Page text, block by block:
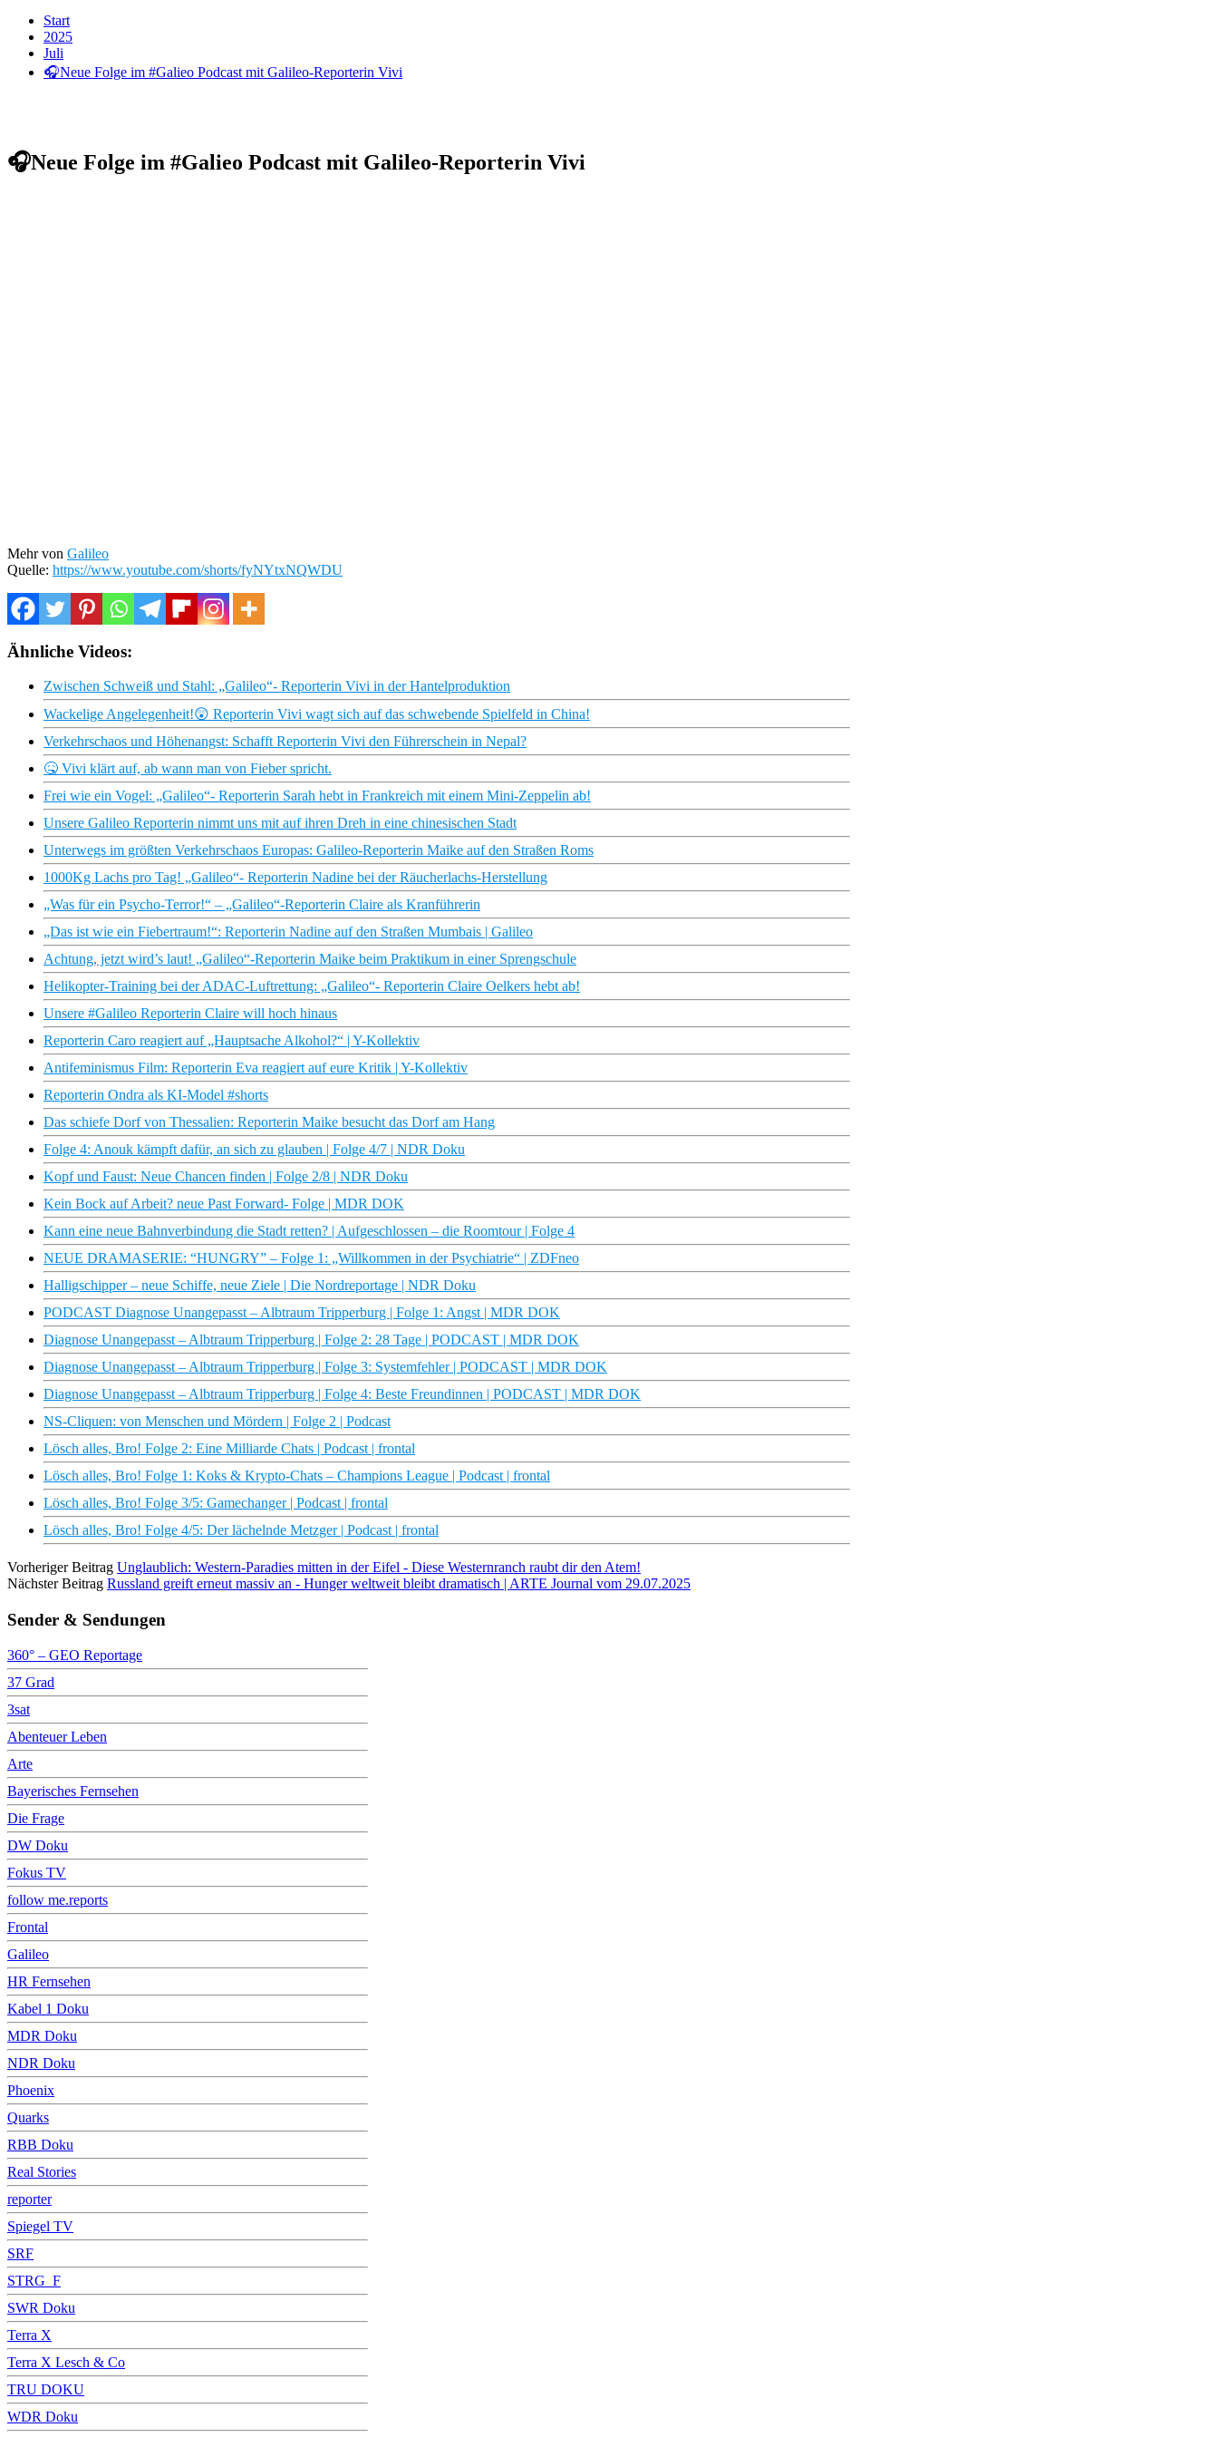
Start
2025
Juli
🎧Neue Folge im #Galieo Podcast mit Galileo-Reporterin Vivi
🎧Neue Folge im #Galieo Podcast mit Galileo-Reporterin Vivi
Mehr von Galileo
Quelle: https://www.youtube.com/shorts/fyNYtxNQWDU
Ähnliche Videos:
Zwischen Schweiß und Stahl: „Galileo“- Reporterin Vivi in der Hantelproduktion
Wackelige Angelegenheit!😲 Reporterin Vivi wagt sich auf das schwebende Spielfeld in China!
Verkehrschaos und Höhenangst: Schafft Reporterin Vivi den Führerschein in Nepal?
🤒 Vivi klärt auf, ab wann man von Fieber spricht.
Frei wie ein Vogel: „Galileo“- Reporterin Sarah hebt in Frankreich mit einem Mini-Zeppelin ab!
Unsere Galileo Reporterin nimmt uns mit auf ihren Dreh in eine chinesischen Stadt
Unterwegs im größten Verkehrschaos Europas: Galileo-Reporterin Maike auf den Straßen Roms
1000Kg Lachs pro Tag! „Galileo“- Reporterin Nadine bei der Räucherlachs-Herstellung
„Was für ein Psycho-Terror!“ – „Galileo“-Reporterin Claire als Kranführerin
„Das ist wie ein Fiebertraum!“: Reporterin Nadine auf den Straßen Mumbais | Galileo
Achtung, jetzt wird’s laut! „Galileo“-Reporterin Maike beim Praktikum in einer Sprengschule
Helikopter-Training bei der ADAC-Luftrettung: „Galileo“- Reporterin Claire Oelkers hebt ab!
Unsere #Galileo Reporterin Claire will hoch hinaus
Reporterin Caro reagiert auf „Hauptsache Alkohol?“ | Y-Kollektiv
Antifeminismus Film: Reporterin Eva reagiert auf eure Kritik | Y-Kollektiv
Reporterin Ondra als KI-Model #shorts
Das schiefe Dorf von Thessalien: Reporterin Maike besucht das Dorf am Hang
Folge 4: Anouk kämpft dafür, an sich zu glauben | Folge 4/7 | NDR Doku
Kopf und Faust: Neue Chancen finden | Folge 2/8 | NDR Doku
Kein Bock auf Arbeit? neue Past Forward- Folge | MDR DOK
Kann eine neue Bahnverbindung die Stadt retten? | Aufgeschlossen – die Roomtour | Folge 4
NEUE DRAMASERIE: “HUNGRY” – Folge 1: „Willkommen in der Psychiatrie“ | ZDFneo
Halligschipper – neue Schiffe, neue Ziele | Die Nordreportage | NDR Doku
PODCAST Diagnose Unangepasst – Albtraum Tripperburg | Folge 1: Angst | MDR DOK
Diagnose Unangepasst – Albtraum Tripperburg | Folge 2: 28 Tage | PODCAST | MDR DOK
Diagnose Unangepasst – Albtraum Tripperburg | Folge 3: Systemfehler | PODCAST | MDR DOK
Diagnose Unangepasst – Albtraum Tripperburg | Folge 4: Beste Freundinnen | PODCAST | MDR DOK
NS-Cliquen: von Menschen und Mördern | Folge 2 | Podcast
Lösch alles, Bro! Folge 2: Eine Milliarde Chats | Podcast | frontal
Lösch alles, Bro! Folge 1: Koks & Krypto-Chats – Champions League | Podcast | frontal
Lösch alles, Bro! Folge 3/5: Gamechanger | Podcast | frontal
Lösch alles, Bro! Folge 4/5: Der lächelnde Metzger | Podcast | frontal
Vorheriger Beitrag Unglaublich: Western-Paradies mitten in der Eifel - Diese Westernranch raubt dir den Atem!
Nächster Beitrag Russland greift erneut massiv an - Hunger weltweit bleibt dramatisch | ARTE Journal vom 29.07.2025
Sender & Sendungen
360° – GEO Reportage
37 Grad
3sat
Abenteuer Leben
Arte
Bayerisches Fernsehen
Die Frage
DW Doku
Fokus TV
follow me.reports
Frontal
Galileo
HR Fernsehen
Kabel 1 Doku
MDR Doku
NDR Doku
Phoenix
Quarks
RBB Doku
Real Stories
reporter
Spiegel TV
SRF
STRG_F
SWR Doku
Terra X
Terra X Lesch & Co
TRU DOKU
WDR Doku